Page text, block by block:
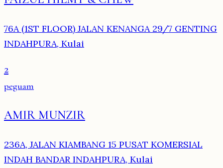
76A (1ST FLOOR) JALAN KENANGA 29/7 GENTING
INDAHPURA, Kulai
2
peguam
AMIR MUNZIR
236A, JALAN KIAMBANG 15 PUSAT KOMERSIAL
INDAH BANDAR INDAHPURA, Kulai